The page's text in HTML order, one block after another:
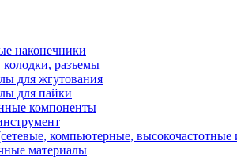
наконечники
разъемы
для жгутования
для пайки
компоненты
компьютерные, высокочастотные
материалы